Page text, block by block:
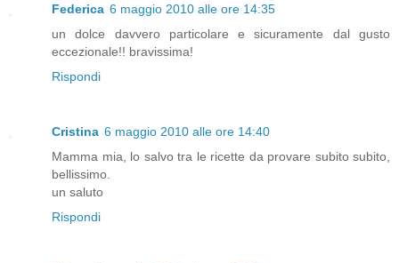
Federica 6 maggio 2010 alle ore 14:35
un dolce davvero particolare e sicuramente dal gusto
eccezionale!! bravissima!
Rispondi
Cristina 6 maggio 2010 alle ore 14:40
Mamma mia, lo salvo tra le ricette da provare subito subito,
bellissimo.
un saluto
Rispondi